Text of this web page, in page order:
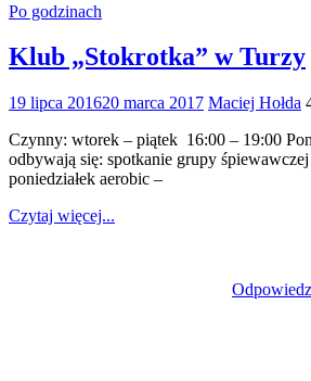
Po godzinach
Klub „Stokrotka” w Turzy
19 lipca 201620 marca 2017 Maciej Hołda
Czynny: wtorek – piątek 16:00 – 19:00
odbywają się: spotkanie grupy
poniedziałek aerobic –
Czytaj więcej...